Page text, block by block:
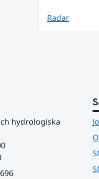
Radar
hydrologiska